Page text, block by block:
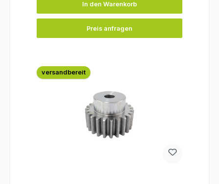
In den Warenkorb
Preis anfragen
versandbereit